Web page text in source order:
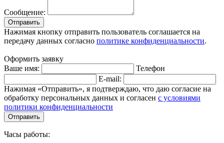
Сообщение:
Отправить
Нажимая кнопку отправить пользователь соглашается на
передачу данных согласно политике конфиденциальности.
Оформить заявку
Ваше имя:
Телефон
E-mail:
Нажимая «Отправить», я подтверждаю, что даю согласие на
обработку персональных данных и согласен с условиями
политики конфиденциальности
Отправить
Часы работы: